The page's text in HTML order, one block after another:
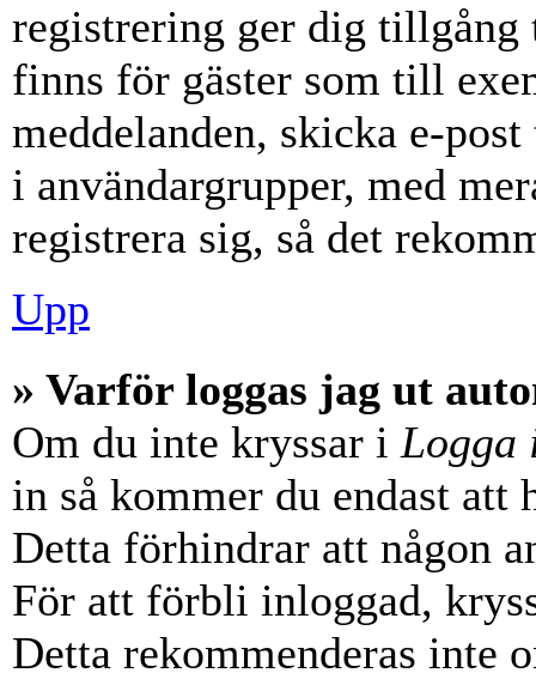
registrering ger dig
finns för gäster som till
meddelanden, skicka e-
i användargrupper, med
registrera sig, så det
Upp
» Varför loggas jag ut
Om du inte kryssar i Logga
in så kommer du endast
Detta förhindrar att någon
För att förbli inloggad,
Detta rekommenderas inte